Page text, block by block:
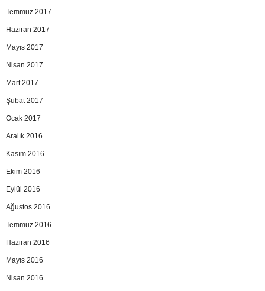
Temmuz 2017
Haziran 2017
Mayıs 2017
Nisan 2017
Mart 2017
Şubat 2017
Ocak 2017
Aralık 2016
Kasım 2016
Ekim 2016
Eylül 2016
Ağustos 2016
Temmuz 2016
Haziran 2016
Mayıs 2016
Nisan 2016